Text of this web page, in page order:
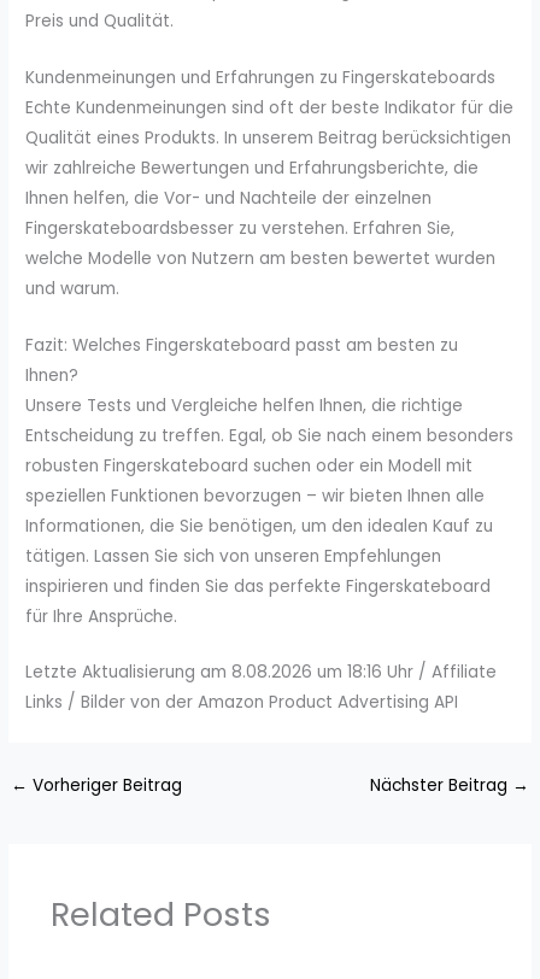
Preis und Qualität.
Kundenmeinungen und Erfahrungen zu Fingerskateboards
Echte Kundenmeinungen sind oft der beste Indikator für die
Qualität eines Produkts. In unserem Beitrag berücksichtigen
wir zahlreiche Bewertungen und Erfahrungsberichte, die
Ihnen helfen, die Vor- und Nachteile der einzelnen
Fingerskateboardsbesser zu verstehen. Erfahren Sie,
welche Modelle von Nutzern am besten bewertet wurden
und warum.
Fazit: Welches Fingerskateboard passt am besten zu
Ihnen?
Unsere Tests und Vergleiche helfen Ihnen, die richtige
Entscheidung zu treffen. Egal, ob Sie nach einem besonders
robusten Fingerskateboard suchen oder ein Modell mit
speziellen Funktionen bevorzugen – wir bieten Ihnen alle
Informationen, die Sie benötigen, um den idealen Kauf zu
tätigen. Lassen Sie sich von unseren Empfehlungen
inspirieren und finden Sie das perfekte Fingerskateboard
für Ihre Ansprüche.
Letzte Aktualisierung am 8.08.2026 um 18:16 Uhr / Affiliate
Links / Bilder von der Amazon Product Advertising API
← Vorheriger Beitrag Nächster Beitrag →
Related Posts